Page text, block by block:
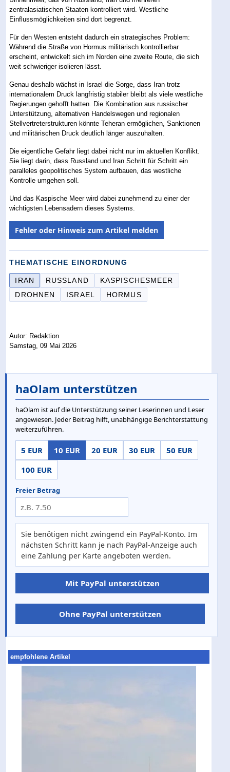
zentralasiatischen Staaten kontrolliert wird. Westliche
Einflussmöglichkeiten sind dort begrenzt.
Für den Westen entsteht dadurch ein strategisches Problem:
Während die Straße von Hormus militärisch kontrollierbar
erscheint, entwickelt sich im Norden eine zweite Route, die sich
weit schwieriger isolieren lässt.
Genau deshalb wächst in Israel die Sorge, dass Iran trotz
internationalem Druck langfristig stabiler bleibt als viele westliche
Regierungen gehofft hatten. Die Kombination aus russischer
Unterstützung, alternativen Handelswegen und regionalen
Stellvertreterstrukturen könnte Teheran ermöglichen, Sanktionen
und militärischen Druck deutlich länger auszuhalten.
Die eigentliche Gefahr liegt dabei nicht nur im aktuellen Konflikt.
Sie liegt darin, dass Russland und Iran Schritt für Schritt ein
paralleles geopolitisches System aufbauen, das westliche
Kontrolle umgehen soll.
Und das Kaspische Meer wird dabei zunehmend zu einer der
wichtigsten Lebensadern dieses Systems.
Fehler oder Hinweis zum Artikel melden
THEMATISCHE EINORDNUNG
IRAN RUSSLAND
KASPISCHESMEER
DROHNEN
ISRAEL HORMUS
Autor: Redaktion
Samstag, 09 Mai 2026
haOlam unterstützen
haOlam ist auf die Unterstützung seiner Leserinnen und Leser
angewiesen. Jeder Beitrag hilft, unabhängige Berichterstattung
weiterzuführen.
5 EUR 10 EUR 20 EUR 30 EUR
50 EUR
100 EUR
Freier Betrag
Sie benötigen nicht zwingend ein PayPal-Konto. Im
nächsten Schritt kann je nach PayPal-Anzeige auch
eine Zahlung per Karte angeboten werden.
Mit PayPal unterstützen
Ohne PayPal unterstützen
empfohlene Artikel